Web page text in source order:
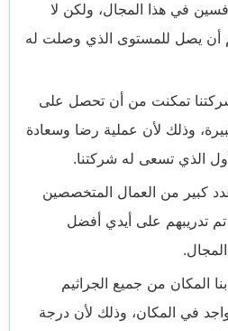
في هذا المجال، ولكن لا
أن يصل للمستوى الذي وصلت له
تمكنت من أن تحصل على
وذلك لأن عملية رضا وسعادة
الذي تسعى له شركتنا.
كبير من العمال المتخصصين
تدريبهم على أيدي أفضل
المكان من جميع الجراثيم
في المكان، وذلك لأن درجة